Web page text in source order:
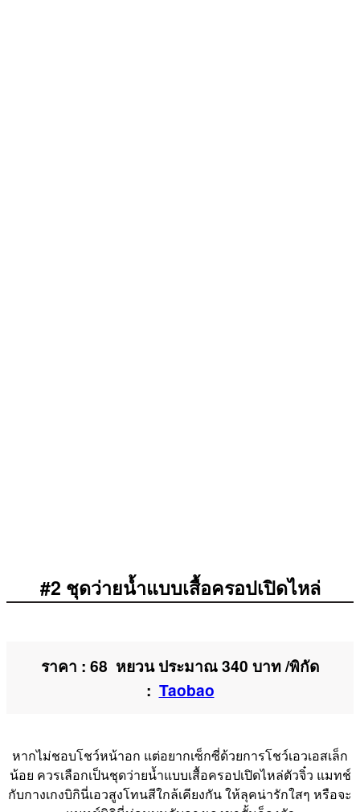
#2 ชุดว่ายน้ำแบบเสื้อครอปเปิดไหล่
ราคา : 68 หยวน ประมาณ 340 บาท /พิกัด
: Taobao
หากไม่ชอบโชว์หน้าอก แต่อยากเซ็กซี่ด้วยการโชว์เอวเอสเล็ก
น้อย ควรเลือกเป็นชุดว่ายน้ำแบบเสื้อครอปเปิดไหล่ตัวจิ๋ว แมทช์
กับกางเกงบิกินี่เอวสูงโทนสีใกล้เคียงกัน ให้ลุคน่ารักใสๆ หรือจะ